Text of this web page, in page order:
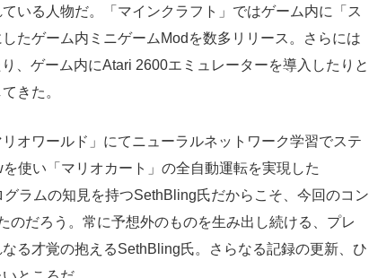
いる人物だ。「マインクラフト」ではゲーム内に「ス
たゲーム内ミニゲームModを数多リリース。さらには
、ゲーム内にAtari 2600エミュレーターを導入したりと
きた。
オワールド」にてニューラルネットワーク学習でステ
使い「マリオカート」の全自動運転を実現した
ラムの知見を持つSethBling氏だからこそ、今回のコン
のだろう。常に予想外のものを生み出し続ける、プレ
る才覚の抱えるSethBling氏。さらなる記録の更新、ひ